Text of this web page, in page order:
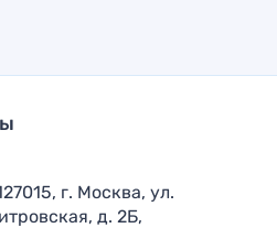
г. Москва, ул.
д. 2Б,